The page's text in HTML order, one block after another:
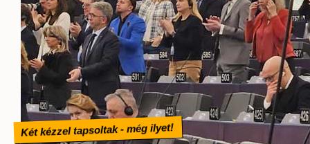
Két kézzel tapsoltak - még ilyet!